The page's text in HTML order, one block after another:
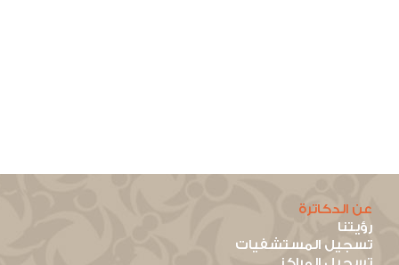
عن الدكاترة
رؤيتنا
تسجيل المستشفيات